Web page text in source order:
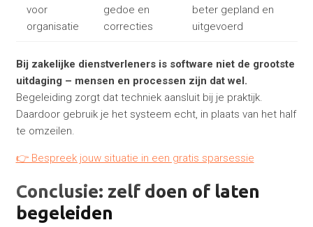
voor
organisatie
gedoe en
correcties
beter gepland en
uitgevoerd
Bij zakelijke dienstverleners is software niet de grootste
uitdaging – mensen en processen zijn dat wel.
Begeleiding zorgt dat techniek aansluit bij je praktijk.
Daardoor gebruik je het systeem echt, in plaats van het half
te omzeilen.
👉 Bespreek jouw situatie in een gratis sparsessie
Conclusie: zelf doen of laten
begeleiden